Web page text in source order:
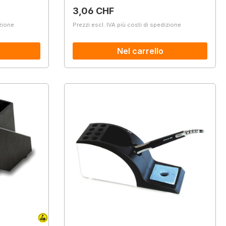
Prezzo normale:
3,06 CHF
Prezzi escl. IVA più costi di spedizione
Nel carrello